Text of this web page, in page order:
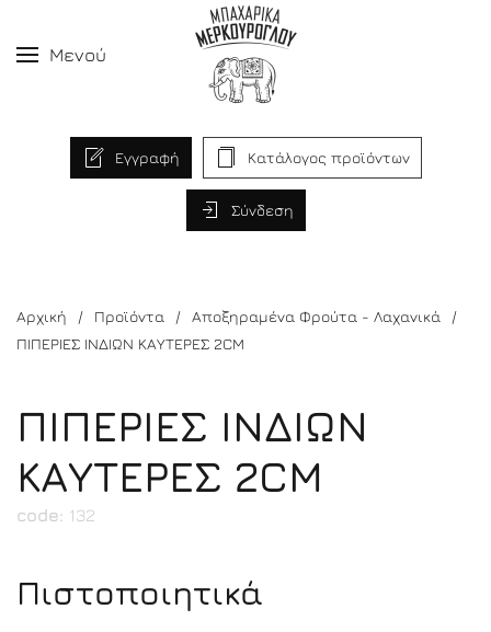
Μενού
Εγγραφή Κατάλογος προϊόντων
Σύνδεση
Αρχική Προϊόντα
Αποξηραμένα Φρούτα - Λαχανικά
ΠΙΠΕΡΙΕΣ ΙΝΔΙΩΝ ΚΑΥΤΕΡΕΣ 2CM
ΠΙΠΕΡΙΕΣ ΙΝΔΙΩΝ
ΚΑΥΤΕΡΕΣ 2CM
code: 132
Πιστοποιητικά